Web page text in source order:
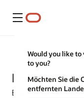
Menü
Would you like
to you?
Möchten Sie die
entfernten
Branchen
Erschließen Sie